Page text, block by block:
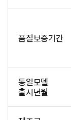
품질보증기간
동일모델
출시년월